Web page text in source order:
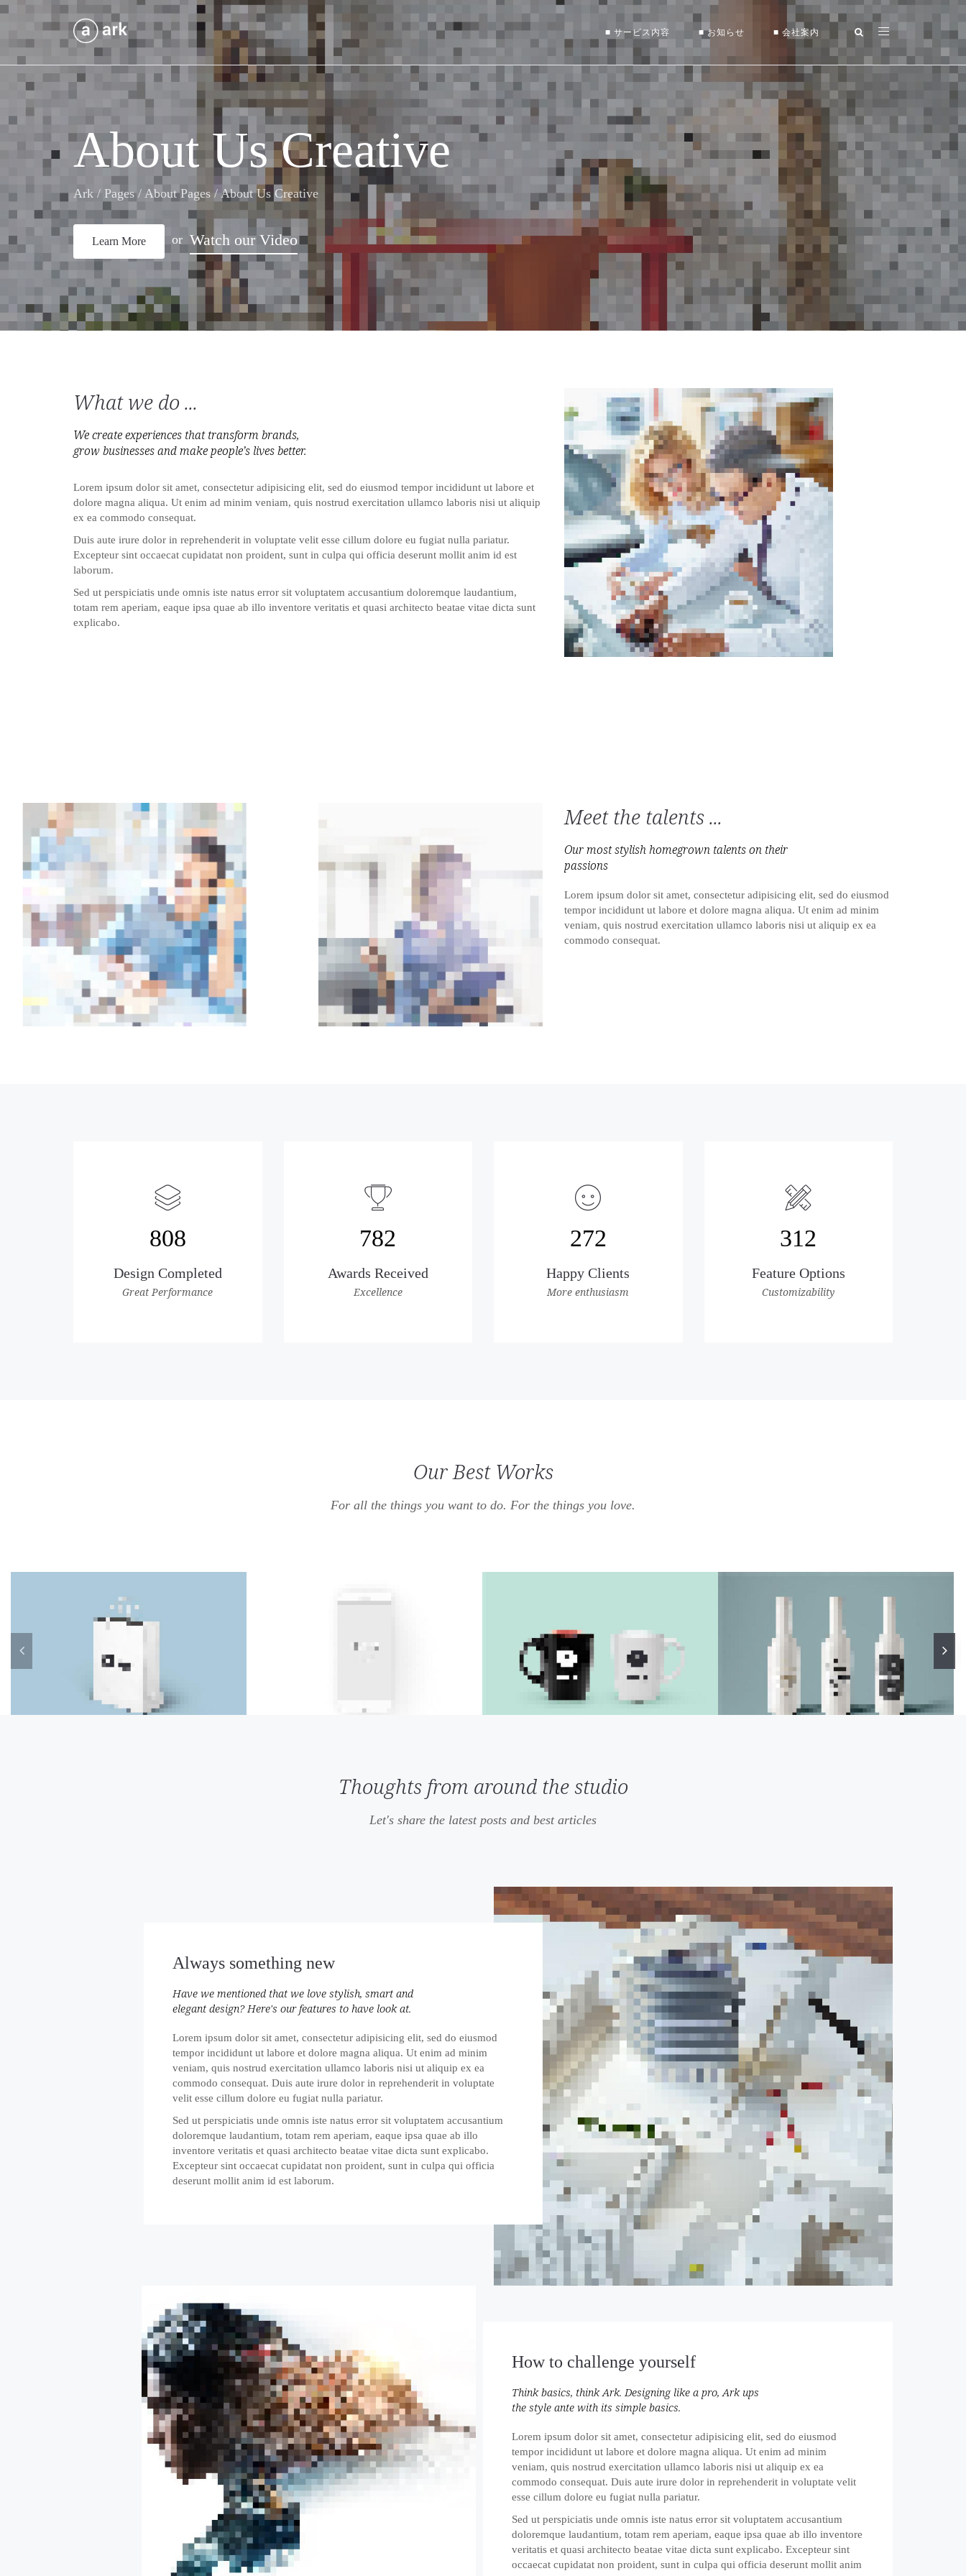
■ サービス内容 ■ お知らせ ■ 会社案内
About Us Creative
Ark / Pages/ About Pages / About Us Creative
Learn More or Watch our Video
What we do ...
We create experiences that transform brands,
grow businesses and make people’s lives better.
Lorem ipsum dolor sit amet, consectetur adipisicing elit, sed do eiusmod tempor incididunt ut labore et
dolore magna aliqua. Ut enim ad minim veniam, quis nostrud exercitation ullamco laboris nisi ut aliquip
ex ea commodo consequat.
Duis aute irure dolor in reprehenderit in voluptate velit esse cillum dolore eu fugiat nulla pariatur.
Excepteur sint occaecat cupidatat non proident, sunt in culpa qui officia deserunt mollit anim id est
laborum.
Sed ut perspiciatis unde omnis iste natus error sit voluptatem accusantium doloremque laudantium,
totam rem aperiam, eaque ipsa quae ab illo inventore veritatis et quasi architecto beatae vitae dicta sunt
explicabo.
Meet the talents ...
Our most stylish homegrown talents on their
passions
Lorem ipsum dolor sit amet, consectetur adipisicing elit, sed do eiusmod
tempor incididunt ut labore et dolore magna aliqua. Ut enim ad minim
veniam, quis nostrud exercitation ullamco laboris nisi ut aliquip ex ea
commodo consequat.
808
Design Completed
Great Performance
782
Awards Received
Excellence
272
Happy Clients
More enthusiasm
312
Feature Options
Customizability
Our Best Works
For all the things you want to do. For the things you love.
Thoughts from around the studio
Let's share the latest posts and best articles
Always something new
Have we mentioned that we love stylish, smart and
elegant design? Here's our features to have look at.
Lorem ipsum dolor sit amet, consectetur adipisicing elit, sed do eiusmod
tempor incididunt ut labore et dolore magna aliqua. Ut enim ad minim
veniam, quis nostrud exercitation ullamco laboris nisi ut aliquip ex ea
commodo consequat. Duis aute irure dolor in reprehenderit in voluptate
velit esse cillum dolore eu fugiat nulla pariatur.
Sed ut perspiciatis unde omnis iste natus error sit voluptatem accusantium
doloremque laudantium, totam rem aperiam, eaque ipsa quae ab illo
inventore veritatis et quasi architecto beatae vitae dicta sunt explicabo.
Excepteur sint occaecat cupidatat non proident, sunt in culpa qui officia
deserunt mollit anim id est laborum.
How to challenge yourself
Think basics, think Ark. Designing like a pro, Ark ups
the style ante with its simple basics.
Lorem ipsum dolor sit amet, consectetur adipisicing elit, sed do eiusmod
tempor incididunt ut labore et dolore magna aliqua. Ut enim ad minim
veniam, quis nostrud exercitation ullamco laboris nisi ut aliquip ex ea
commodo consequat. Duis aute irure dolor in reprehenderit in voluptate velit
esse cillum dolore eu fugiat nulla pariatur.
Sed ut perspiciatis unde omnis iste natus error sit voluptatem accusantium
doloremque laudantium, totam rem aperiam, eaque ipsa quae ab illo inventore
veritatis et quasi architecto beatae vitae dicta sunt explicabo. Excepteur sint
occaecat cupidatat non proident, sunt in culpa qui officia deserunt mollit anim